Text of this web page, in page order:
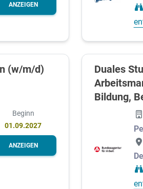
ANZEIGEN
(w/m/d)
Beginn
01.09.2027
ANZEIGEN
Duales
Bildung,